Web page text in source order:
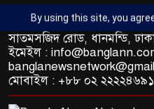
অফিস : রুপায়ন জেড. আর
সাতমসজিদ রোড, ধানমন্ডি,
ইমেইল :
মোবাইল : +৮৮ ০২
By using this site, you